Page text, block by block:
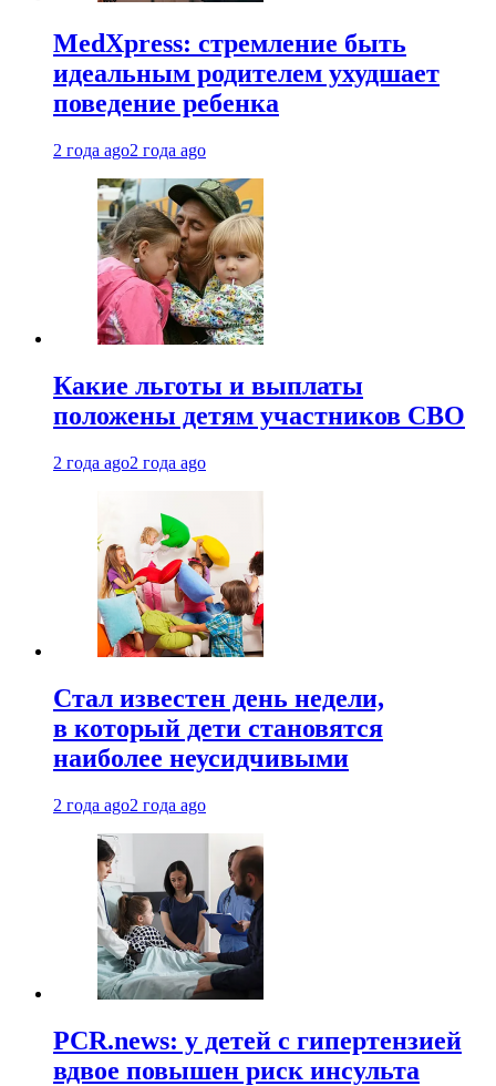
MedXpress: стремление быть
идеальным родителем ухудшает
поведение ребенка
2 года ago2 года ago
Какие льготы и выплаты
положены детям участников СВО
2 года ago2 года ago
Стал известен день недели,
в который дети становятся
наиболее неусидчивыми
2 года ago2 года ago
PCR.news: у детей с гипертензией
вдвое повышен риск инсульта